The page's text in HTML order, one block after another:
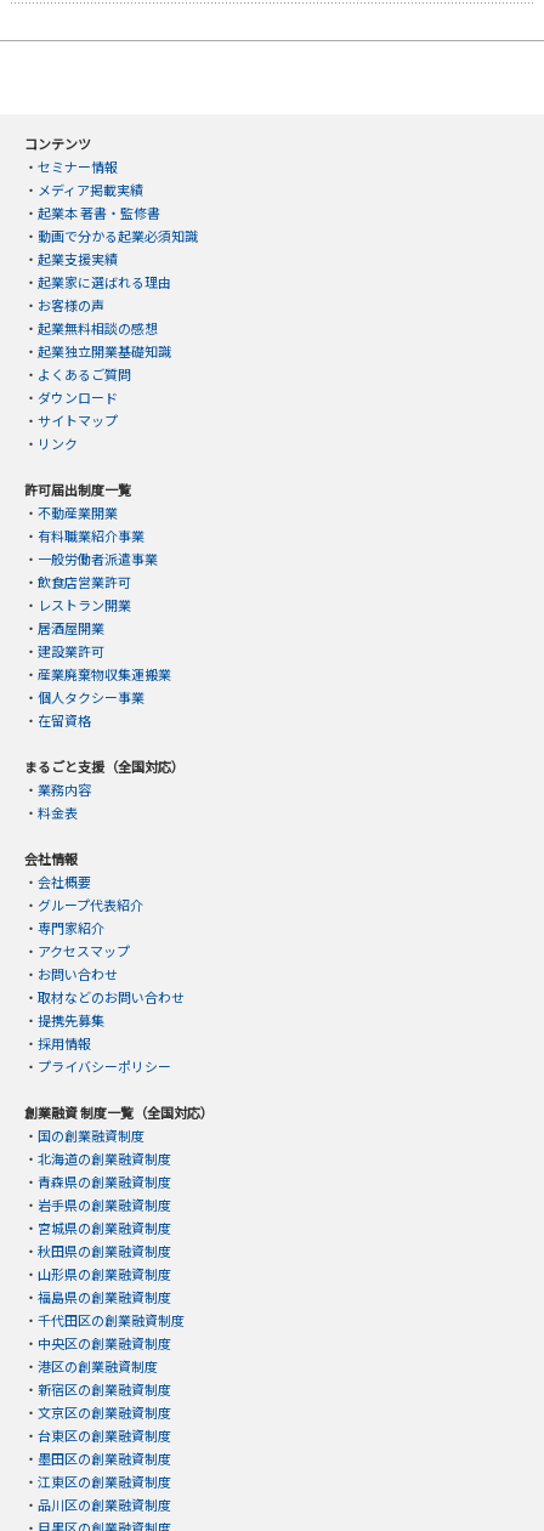
コンテンツ
・ セミナー情報
・ メディア掲載実績
・ 起業本 著書・監修書
・ 動画で分かる起業必須知識
・ 起業支援実績
・ 起業家に選ばれる理由
・ お客様の声
・ 起業無料相談の感想
・ 起業独立開業基礎知識
・ よくあるご質問
・ ダウンロード
・ サイトマップ
・ リンク
許可届出制度一覧
・ 不動産業開業
・ 有料職業紹介事業
・ 一般労働者派遣事業
・ 飲食店営業許可
・ レストラン開業
・ 居酒屋開業
・ 建設業許可
・ 産業廃棄物収集運搬業
・ 個人タクシー事業
・ 在留資格
まるごと支援（全国対応）
・ 業務内容
・ 料金表
会社情報
・ 会社概要
・ グループ代表紹介
・ 専門家紹介
・ アクセスマップ
・ お問い合わせ
・ 取材などのお問い合わせ
・ 提携先募集
・ 採用情報
・ プライバシーポリシー
創業融資 制度一覧（全国対応）
・ 国の創業融資制度
・ 北海道の創業融資制度
・ 青森県の創業融資制度
・ 岩手県の創業融資制度
・ 宮城県の創業融資制度
・ 秋田県の創業融資制度
・ 山形県の創業融資制度
・ 福島県の創業融資制度
・ 千代田区の創業融資制度
・ 中央区の創業融資制度
・ 港区の創業融資制度
・ 新宿区の創業融資制度
・ 文京区の創業融資制度
・ 台東区の創業融資制度
・ 墨田区の創業融資制度
・ 江東区の創業融資制度
・ 品川区の創業融資制度